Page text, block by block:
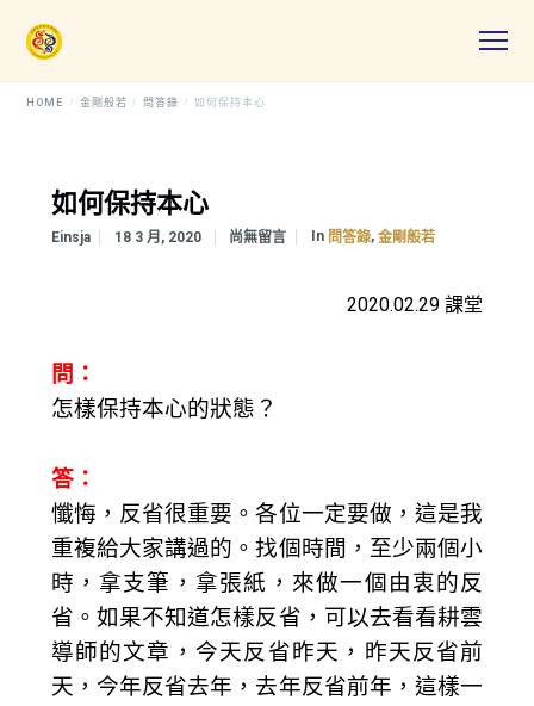
HOME 金剛般若 問答錄 如何保持本心
如何保持本心
Einsja 18 3 月, 2020 尚無留言 In 問答錄, 金剛般若
2020.02.29 課堂
問：
怎樣保持本心的狀態？
答：
懺悔，反省很重要。各位一定要做，這是我
重複給大家講過的。找個時間，至少兩個小
時，拿支筆，拿張紙，來做一個由衷的反
省。如果不知道怎樣反省，可以去看看耕雲
導師的文章，今天反省昨天，昨天反省前
天，今年反省去年，去年反省前年，這樣一